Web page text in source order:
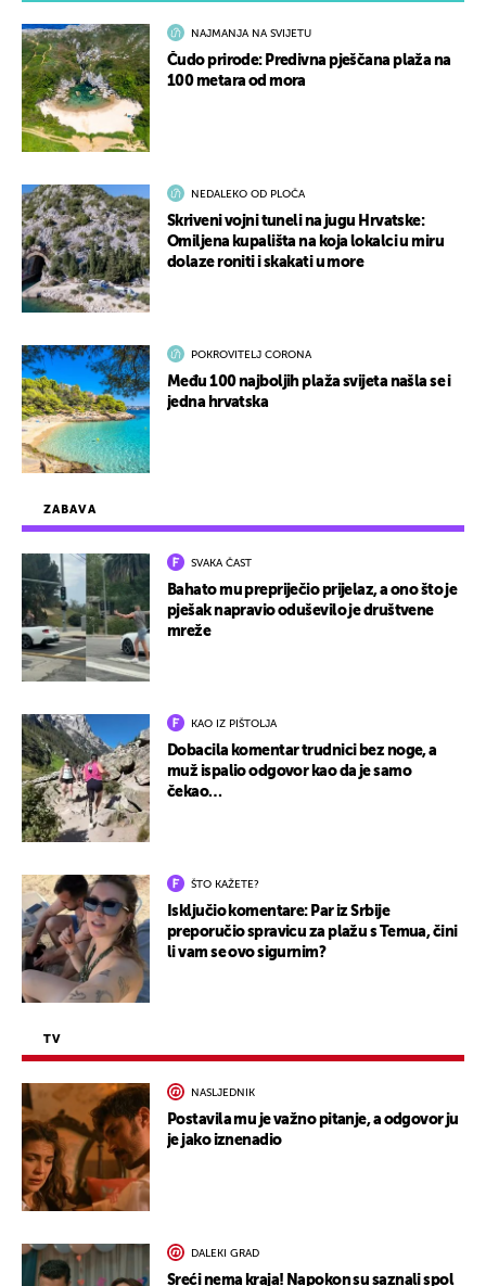
ZABAVA
SVAKA ČAST
Bahato mu prepriječio prijelaz, a ono što je
pješak napravio oduševilo je društvene
mreže
KAO IZ PIŠTOLJA
Dobacila komentar trudnici bez noge, a
muž ispalio odgovor kao da je samo
čekao…
ŠTO KAŽETE?
Isključio komentare: Par iz Srbije
preporučio spravicu za plažu s Temua, čini
li vam se ovo sigurnim?
TV
NASLJEDNIK
Postavila mu je važno pitanje, a odgovor ju
je jako iznenadio
DALEKI GRAD
Sreći nema kraja! Napokon su saznali spol
NAJMANJA NA SVIJETU
Čudo prirode: Predivna pješčana plaža na
100 metara od mora
NEDALEKO OD PLOČA
Skriveni vojni tuneli na jugu Hrvatske:
Omiljena kupališta na koja lokalci u miru
dolaze roniti i skakati u more
POKROVITELJ CORONA
Među 100 najboljih plaža svijeta našla se i
jedna hrvatska